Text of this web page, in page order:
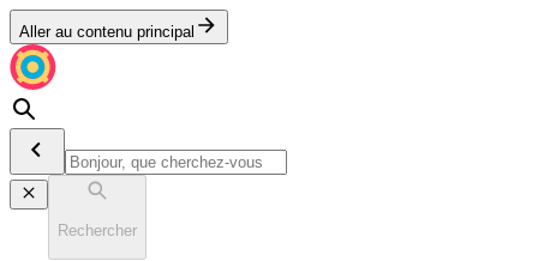
Aller au contenu principal
Rechercher